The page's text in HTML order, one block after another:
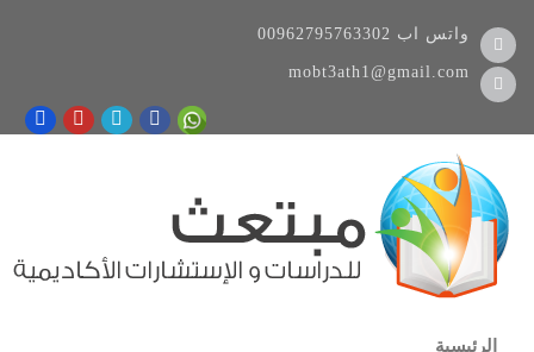
00962795763302 واتس اب
mobt3ath1@gmail.com
الرئيسية